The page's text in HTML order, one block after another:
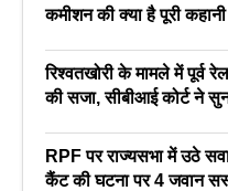
कमीशन की क्या है पूरी कहानी
रिश्वतखोरी के मामले में पूर्व
की सजा, सीबीआई कोर्ट ने
RPF पर राज्यसभा में उठे
कैंट की घटना पर 4 जवान